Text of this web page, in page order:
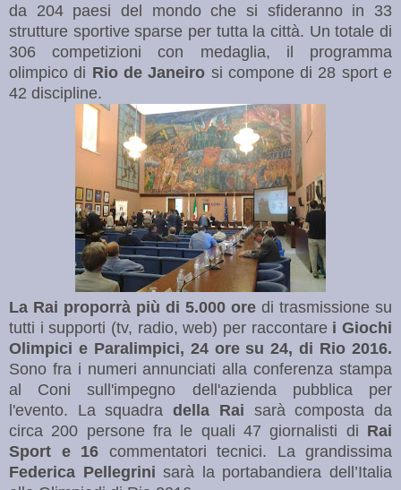
da 204 paesi del mondo che si sfideranno in 33
strutture sportive sparse per tutta la città. Un totale di
306 competizioni con medaglia, il programma
olimpico di Rio de Janeiro si compone di 28 sport e
42 discipline.
La Rai proporrà più di 5.000 ore di trasmissione su
tutti i supporti (tv, radio, web) per raccontare i Giochi
Olimpici e Paralimpici, 24 ore su 24, di Rio 2016.
Sono fra i numeri annunciati alla conferenza stampa
al Coni sull'impegno dell'azienda pubblica per
l'evento. La squadradella Rai sarà composta da
circa 200 persone fra le quali 47 giornalisti di Rai
Sport e 16 commentatori tecnici. La grandissima
Federica Pellegrini sarà la portabandiera dell’Italia